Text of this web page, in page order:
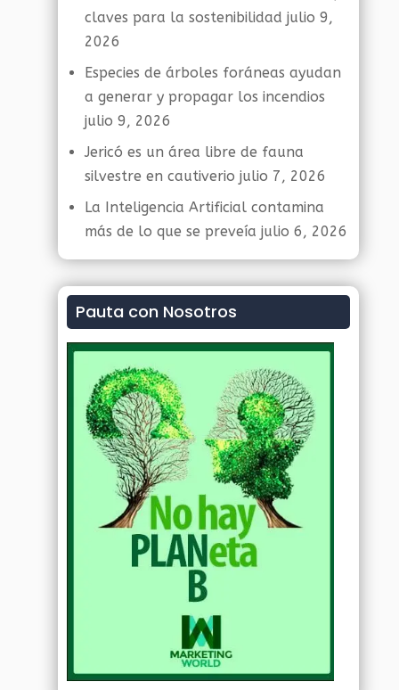
claves para la sostenibilidad julio 9,
2026
Especies de árboles foráneas ayudan
a generar y propagar los incendios
julio 9, 2026
Jericó es un área libre de fauna
silvestre en cautiverio julio 7, 2026
La Inteligencia Artificial contamina
más de lo que se preveía julio 6, 2026
Pauta con Nosotros